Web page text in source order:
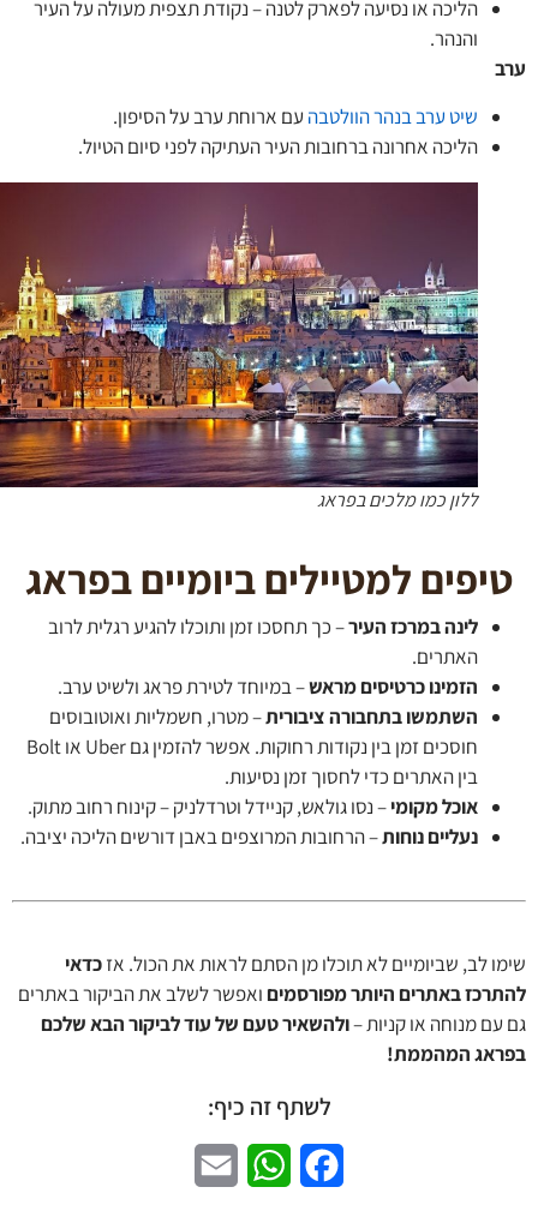
הליכה או נסיעה לפארק לטנה – נקודת תצפית מעולה על העיר
והנהר.
שיט ערב בנהר הוולטבהעם ארוחת ערב על הסיפון.
הליכה אחרונה ברחובות העיר העתיקה לפני סיום הטיול.
ללון כמו מלכים בפראג
למטיילים ביומיים בפראג
לינה במרכז העיר– כך תחסכו זמן ותוכלו להגיע רגלית לרוב
האתרים.
הזמינו כרטיסים מראש– במיוחד לטירת פראג ולשיט ערב.
השתמשו בתחבורה ציבורית– מטרו, חשמליות ואוטובוסים
חוסכים זמן בין נקודות רחוקות. אפשר להזמין גם Uber או Bolt
בין האתרים כדי לחסוך זמן נסיעות.
אוכל מקומי– נסו גולאש, קניידל וטרדלניק – קינוח רחוב מתוק.
נעליים נוחות– הרחובות המרוצפים באבן דורשים הליכה יציבה.
לב, שביומיים לא תוכלו מן הסתם לראות את הכול. אזכדאי
באתרים היותר מפורסמיםואפשר לשלב את הביקור באתרים
מנוחה או קניות –ולהשאיר טעם של עוד לביקור הבא שלכם
המהממת!
לשתף זה כיף:
Facebook
WhatsApp
Email